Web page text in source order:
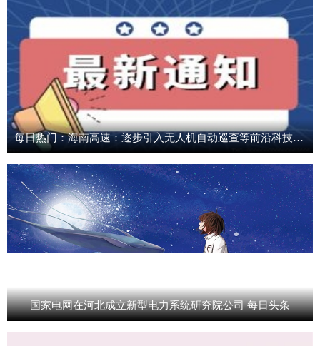
每日热门：海南高速：逐步引入无人机自动巡查等前沿科技构建智慧养护体系
国家电网在河北成立新型电力系统研究院公司 每日头条